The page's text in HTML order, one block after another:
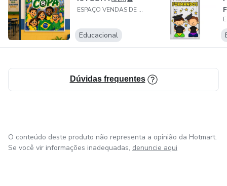
ESPAÇO VENDAS DE MATERIAIS DIGITAIS
Educacional
Dúvidas frequentes
O conteúdo deste produto não representa a opinião da Hotmart.
Se você vir informações inadequadas, denuncie aqui